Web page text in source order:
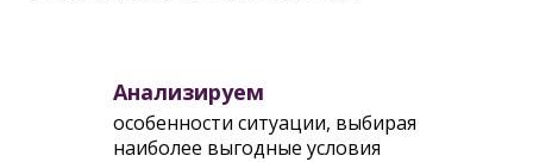
Анализируем
особенности ситуации, выбирая
наиболее выгодные условия